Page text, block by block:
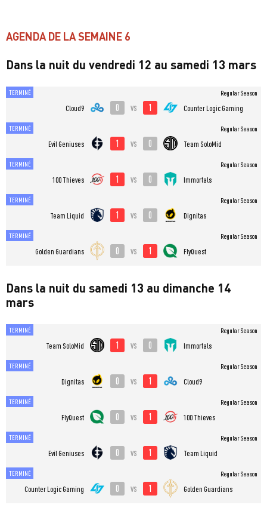
AGENDA DE LA SEMAINE 6
Dans la nuit du vendredi 12 au samedi 13 mars
TERMINÉ
Cloud9 0 vs 1 Counter Logic Gaming
Regular Season
TERMINÉ
Evil Geniuses 1 vs 0 Team SoloMid
Regular Season
TERMINÉ
100 Thieves 1 vs 0 Immortals
Regular Season
TERMINÉ
Team Liquid 1 vs 0 Dignitas
Regular Season
TERMINÉ
Golden Guardians 0 vs 1 FlyQuest
Regular Season
Dans la nuit du samedi 13 au dimanche 14
mars
TERMINÉ
Team SoloMid 1 vs 0 Immortals
Regular Season
TERMINÉ
Dignitas 0 vs 1 Cloud9
Regular Season
TERMINÉ
FlyQuest 0 vs 1 100 Thieves
Regular Season
TERMINÉ
Evil Geniuses 0 vs 1 Team Liquid
Regular Season
TERMINÉ
Counter Logic Gaming 0 vs 1 Golden Guardians
Regular Season